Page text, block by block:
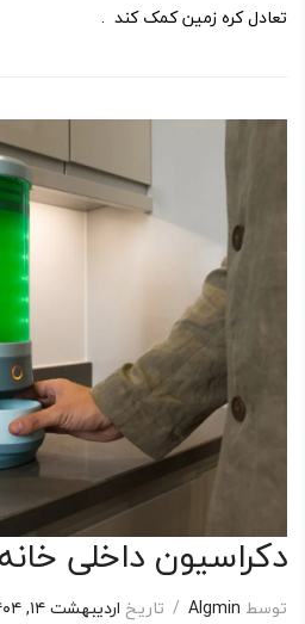
تعادل کره زمین کمک کند .
دکراسیون داخلی
توسط Algmin
/ تاریخ اردیبهشت ۱۴, ۱۴۰۴